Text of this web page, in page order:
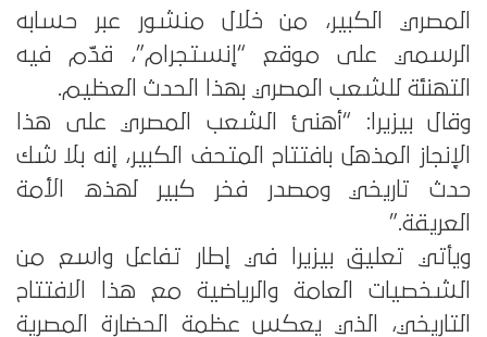
المصري الكبير، من خلال منشور عبر حسابه
الرسمي على موقع “إنستجرام”، قدّم فيه
التهنئة للشعب المصري بهذا الحدث العظيم.
وقال بيزيرا: “أهنئ الشعب المصري على هذا
الإنجاز المذهل بافتتاح المتحف الكبير، إنه بلا شك
حدث تاريخي ومصدر فخر كبير لهذه الأمة
العريقة.”
ويأتي تعليق بيزيرا في إطار تفاعل واسع من
الشخصيات العامة والرياضية مع هذا الافتتاح
التاريخي، الذي يعكس عظمة الحضارة المصرية